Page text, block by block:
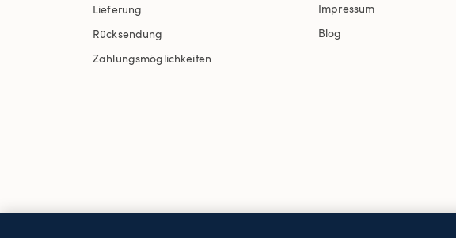
Lieferung
Rücksendung
Zahlungsmöglichkeiten
Impressum
Blog